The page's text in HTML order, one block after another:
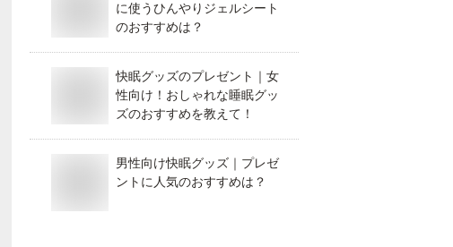
に使うひんやりジェルシート
のおすすめは？
快眠グッズのプレゼント｜女
性向け！おしゃれな睡眠グッ
ズのおすすめを教えて！
男性向け快眠グッズ｜プレゼ
ントに人気のおすすめは？